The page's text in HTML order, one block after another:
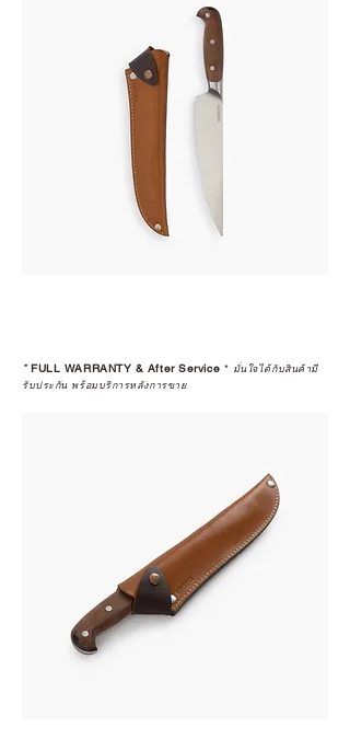
*FULL WARRANTY & After Service * มั่นใจได้กับสินค้ามี
รับประกัน พร้อมบริการหลังการขาย